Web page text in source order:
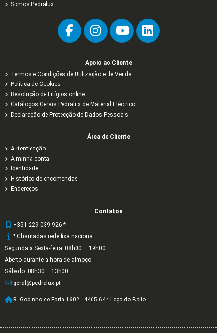
Somos Pedralux
Apoio ao Cliente
Termos e Condições de Utilização e de Venda
Política de Cookies
Resolução de Litígios online
Catálogos Gerais Pedralux de Material Eléctrico
Declaração de Protecção de Dados Pessoais
Área de Cliente
Autenticação
A minha conta
Identidade
Histórico de encomendas
Endereços
Contatos
+351 229 039 926 *
* Chamadas rede fixa nacional
Segunda a Sexta-feira: 08h00 – 19h00
Aberto durante a hora de almoço
Sábado: 08h30 – 13h00
geral@pedralux.pt
R. Godinho de Faria 1602 - 4465-644 Leça do Balio